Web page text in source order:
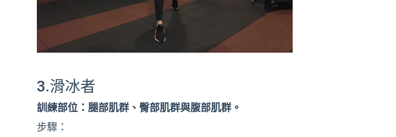
3.滑冰者
訓練部位：腿部肌群、臀部肌群與腹部肌群。
步驟：